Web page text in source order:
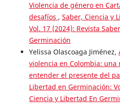
Violencia de género en
desafíos , Saber, Ciencia y
Vol. 17 (2024): Revista
Germinación
Yelissa Olascoaga Jiménez,
violencia en Colombia:
entender el presente del
Libertad en Germinación:
Ciencia y Libertad En